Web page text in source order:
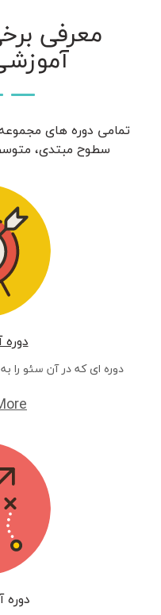
معرفی
تمامی دوره های
سطوح مبتدی،
دوره ای که در آن سئو را
دوره